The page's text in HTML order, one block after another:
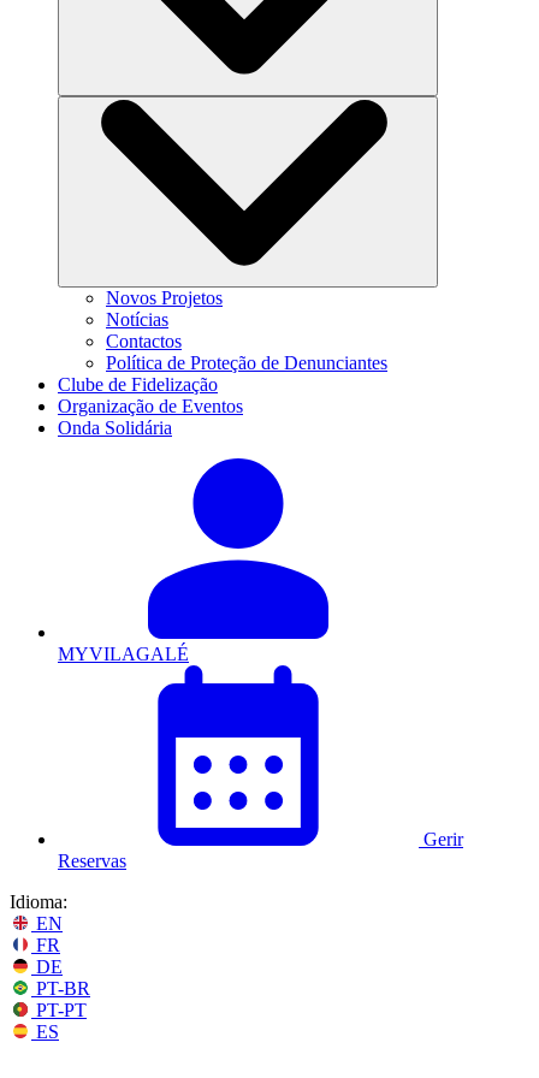
Novos Projetos
Notícias
Contactos
Política de Proteção de Denunciantes
Clube de Fidelização
Organização de Eventos
Onda Solidária
MYVILAGALÉ
Gerir
Reservas
Idioma:
EN
FR
DE
PT-BR
PT-PT
ES